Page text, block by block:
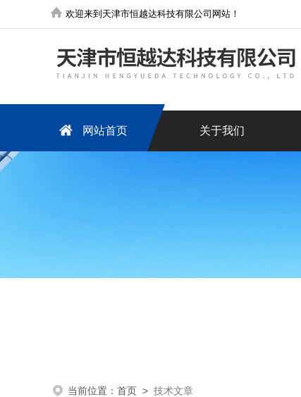
欢迎来到天津市恒越达科技有限公司网站！
网站首页 关于我们
当前位置： 首页 > 技术文章